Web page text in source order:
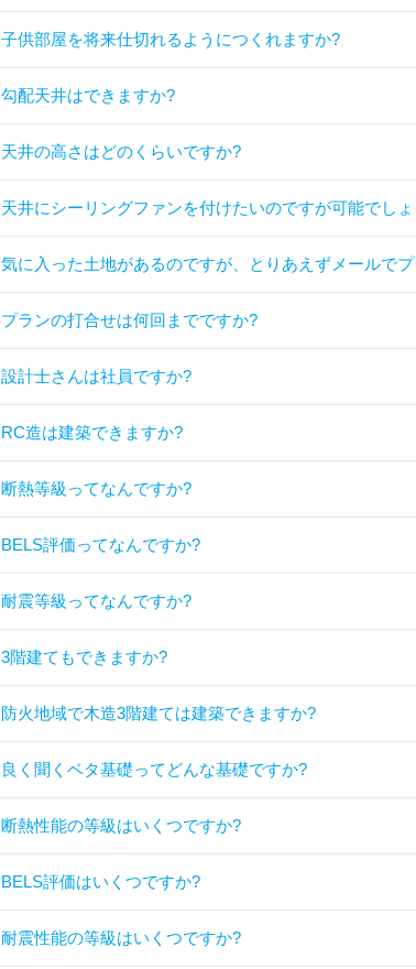
子供部屋を将来仕切れるようにつくれますか?
勾配天井はできますか?
天井の高さはどのくらいですか?
天井にシーリングファンを付けたいのですが可能でし
気に入った土地があるのですが、とりあえずメールで
プランの打合せは何回までですか?
設計士さんは社員ですか?
RC造は建築できますか?
断熱等級ってなんですか?
BELS評価ってなんですか?
耐震等級ってなんですか?
3階建てもできますか?
防火地域で木造3階建ては建築できますか?
良く聞くベタ基礎ってどんな基礎ですか?
断熱性能の等級はいくつですか?
BELS評価はいくつですか?
耐震性能の等級はいくつですか?